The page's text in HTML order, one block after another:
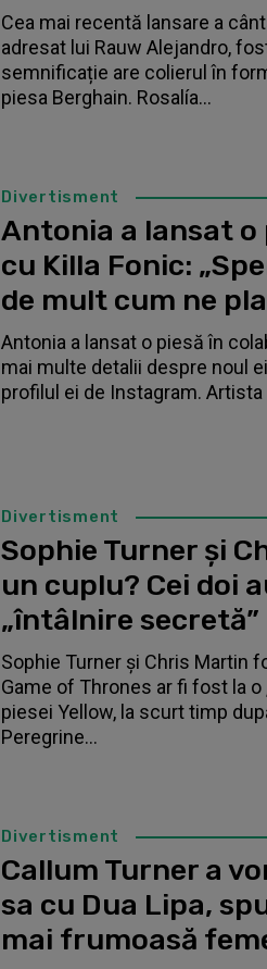
Cea mai recentă lansare a
adresat lui Rauw Alejandro,
semnificație are colierul în
piesa Berghain. Rosalía...
Divertisment
Antonia a lansat o
cu Killa Fonic:
de mult cum ne
Antonia a lansat o piesă în
mai multe detalii despre noul
profilul ei de Instagram.
Divertisment
Sophie Turner și
un cuplu? Cei doi
„întâlnire secretă”
Sophie Turner și Chris Martin
Game of Thrones ar fi fost la
piesei Yellow, la scurt timp
Peregrine...
Divertisment
Callum Turner a
sa cu Dua Lipa,
mai frumoasă